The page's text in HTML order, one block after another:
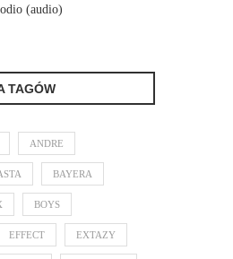
(audio)
TAGÓW
ANDRE
BAYERA
BOYS
EFFECT EXTAZY